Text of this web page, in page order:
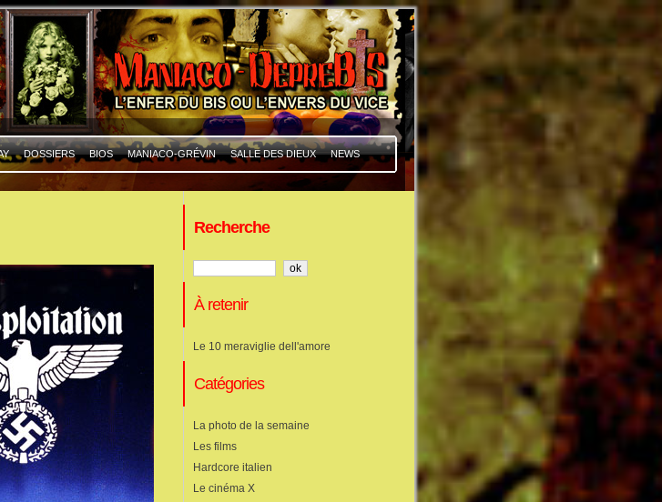
DOSSIERS BIOS MANIACO-GRÉVIN SALLE DES DIEUX NEWS
Recherche
À retenir
Le 10 meraviglie dell'amore
Catégories
La photo de la semaine
Les films
Hardcore italien
Le cinéma X